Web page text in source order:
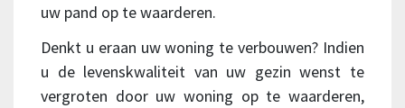
uw pand op te waarderen.
Denkt u eraan uw woning te verbouwen? Indien
u de levenskwaliteit van uw gezin wenst te
vergroten door uw woning op te waarderen,